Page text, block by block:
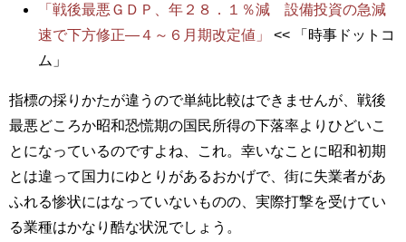
「戦後最悪ＧＤＰ、年２８．１％減 設備投資の急減
速で下方修正―４～６月期改定値」
<< 「時事ドットコ
ム」
指標の採りかたが違うので単純比較はできませんが、戦後
最悪どころか昭和恐慌期の国民所得の下落率よりひどいこ
とになっているのですよね、これ。幸いなことに昭和初期
とは違って国力にゆとりがあるおかげで、街に失業者があ
ふれる惨状にはなっていないものの、実際打撃を受けてい
る業種はかなり酷な状況でしょう。